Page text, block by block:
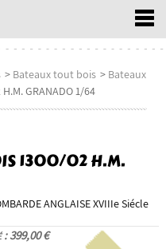
> Bateaux tout bois > Bateaux
GRANADO 1/64
1300/02 H.M.
ANGLAISE XVIIIe Siécle
: 399,00 €